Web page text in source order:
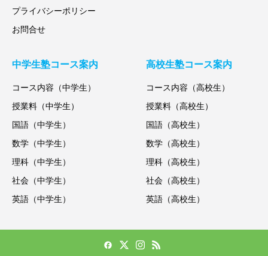
プライバシーポリシー
お問合せ
中学生塾コース案内
コース内容（中学生）
授業料（中学生）
国語（中学生）
数学（中学生）
理科（中学生）
社会（中学生）
英語（中学生）
高校生塾コース案内
コース内容（高校生）
授業料（高校生）
国語（高校生）
数学（高校生）
理科（高校生）
社会（高校生）
英語（高校生）